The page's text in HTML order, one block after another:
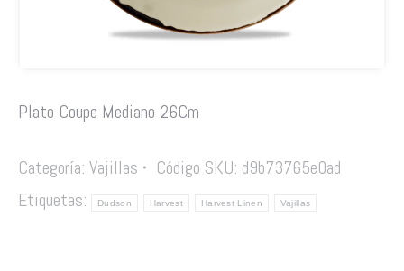
Plato Coupe Mediano 26Cm
Categoría: Vajillas Código SKU: d9b73765e0ad
Etiquetas:
Dudson Harvest Harvest Linen Vajillas